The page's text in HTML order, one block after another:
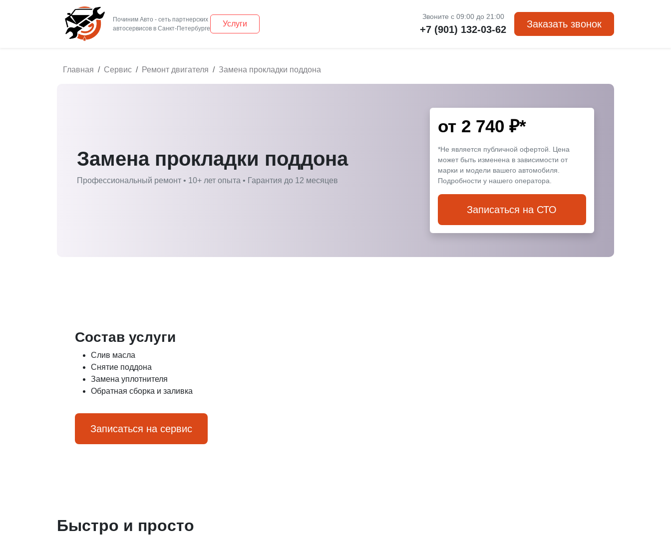
Починим Авто - сеть партнерских
Услуги
Звоните с 09:00 до 21:00
+7 (901) 132-03-62 Заказать звонок
Главная Сервис Ремонт двигателя Замена прокладки поддона
Замена прокладки поддона
Профессиональный ремонт • 10+ лет опыта • Гарантия до 12 месяцев
от 2 740 ₽*
*Не является публичной офертой. Цена
может быть изменена в зависимости от
марки и модели вашего автомобиля.
Подробности у нашего оператора.
Записаться на СТО
Состав услуги
Слив масла
Снятие поддона
Замена уплотнителя
Обратная сборка и заливка
Записаться на сервис
Быстро и просто